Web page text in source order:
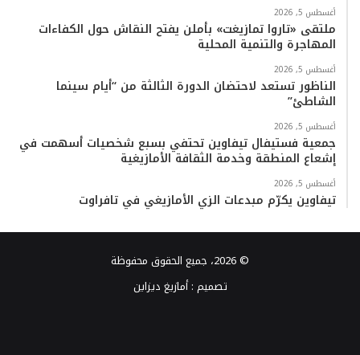
أغسطس 5, 2026
ملتقى «تاروا تمازيغت» بأملن يفتح النقاش حول الكفاءات
المهاجرة والتنمية المحلية
أغسطس 5, 2026
الناظور تستعد لاحتضان الدورة الثالثة من “أيام سينما
الشاطئ”
أغسطس 5, 2026
جمعية فستيفال تيفاوين تحتفي بسبع شخصيات أسهمت في
إشعاع المنطقة وخدمة الثقافة الأمازيغية
أغسطس 5, 2026
تيفاوين يكرّم مبدعات الزي الأمازيغي في تافراوت
© 2026، جميع الحقوق محفوظة
تصميم :أمازيغ ديزاين